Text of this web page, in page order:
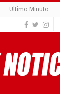
Ultimo Minuto